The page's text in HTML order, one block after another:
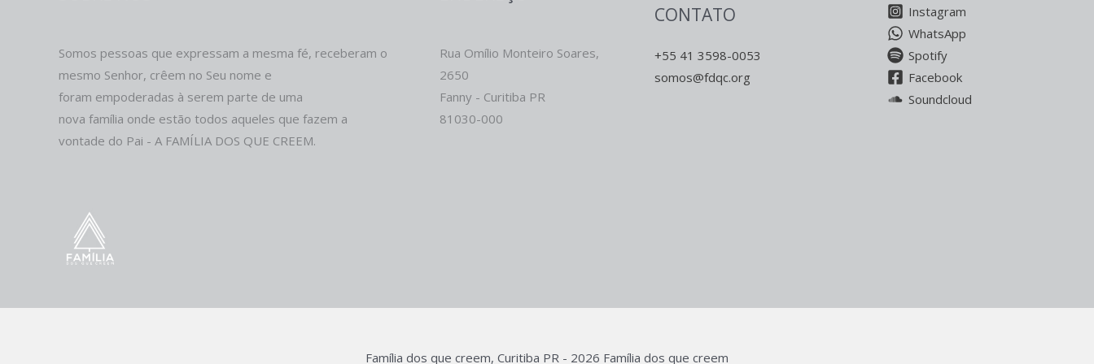
Somos pessoas que expressam a mesma fé, receberam o
mesmo Senhor, crêem no Seu nome e
foram empoderadas à serem parte de uma
nova família onde estão todos aqueles que fazem a
vontade do Pai - A FAMÍLIA DOS QUE CREEM.
Rua Omílio Monteiro Soares,
2650
Fanny - Curitiba PR
81030-000
CONTATO
+55 41 3598-0053
somos@fdqc.org
Instagram
WhatsApp
Spotify
Facebook
Soundcloud
Família dos que creem, Curitiba PR - 2026 Família dos que creem